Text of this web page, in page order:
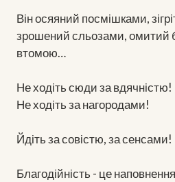
Він осяяний посмішками,
зрошений сльозами, омитий
втомою…
Не ходіть сюди за вдячністю!
Не ходіть за нагородами!
Йдіть за совістю, за сенсами!
Благодійність - це